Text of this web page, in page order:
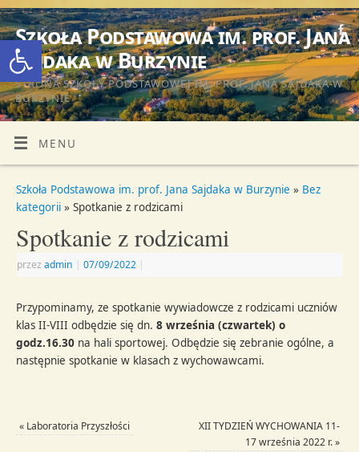
Otwórz pasek narzędzi
Szkoła Podstawowa im. prof. Jana
Sajdaka w Burzynie
STRONA SZKOŁY PODSTAWOWEJ IM. PROF. JANA SAJDAKA W
BURZYNIE
MENU
Szkoła Podstawowa im. prof. Jana Sajdaka w Burzynie » Bez
kategorii » Spotkanie z rodzicami
Spotkanie z rodzicami
przezadmin | 07/09/2022 |
Przypominamy, ze spotkanie wywiadowcze z rodzicami uczniów
klas II-VIII odbędzie się dn.8 września (czwartek) o
godz.16.30 na hali sportowej. Odbędzie się zebranie ogólne, a
następnie spotkanie w klasach z wychowawcami.
« Laboratoria Przyszłości
XII TYDZIEŃ WYCHOWANIA 11-
17 września 2022 r.»